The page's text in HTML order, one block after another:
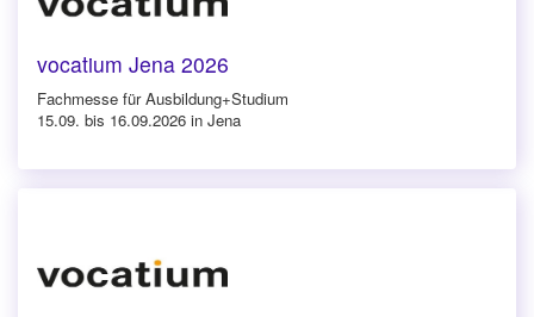
vocatium Jena 2026
Fachmesse für Ausbildung+Studium
15.09. bis 16.09.2026 in Jena